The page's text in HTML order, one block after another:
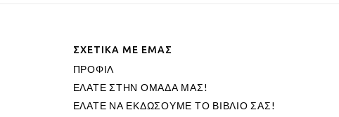
ΣΧΕΤΙΚΑ ΜΕ ΕΜΑΣ
ΠΡΟΦΙΛ
ΕΛΑΤΕ ΣΤΗΝ ΟΜΑΔΑ ΜΑΣ!
ΕΛΑΤΕ ΝΑ ΕΚΔΩΣΟΥΜΕ ΤΟ ΒΙΒΛΙΟ ΣΑΣ!